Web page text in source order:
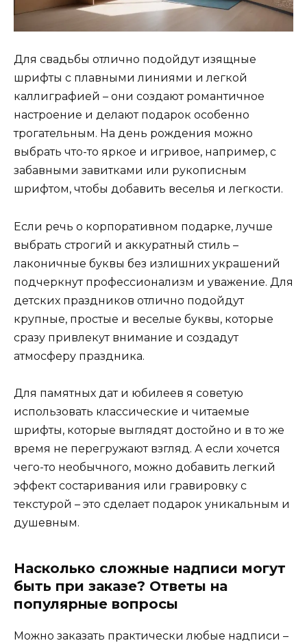
Для свадьбы отлично подойдут изящные
шрифты с плавными линиями и легкой
каллиграфией – они создают романтичное
настроение и делают подарок особенно
трогательным. На день рождения можно
выбрать что-то яркое и игривое, например, с
забавными завитками или рукописным
шрифтом, чтобы добавить веселья и легкости.
Если речь о корпоративном подарке, лучше
выбрать строгий и аккуратный стиль –
лаконичные буквы без излишних украшений
подчеркнут профессионализм и уважение. Для
детских праздников отлично подойдут
крупные, простые и веселые буквы, которые
сразу привлекут внимание и создадут
атмосферу праздника.
Для памятных дат и юбилеев я советую
использовать классические и читаемые
шрифты, которые выглядят достойно и в то же
время не перегружают взгляд. А если хочется
чего-то необычного, можно добавить легкий
эффект состаривания или гравировку с
текстурой – это сделает подарок уникальным и
душевным.
Насколько сложные надписи могут
быть при заказе? Ответы на
популярные вопросы
Можно заказать практически любые надписи –